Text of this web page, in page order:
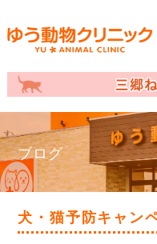
ブログ
犬・猫予防キャン